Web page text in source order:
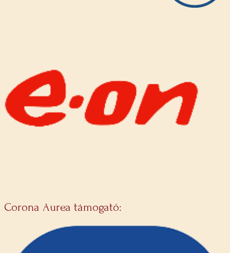
Corona Aurea támogató: